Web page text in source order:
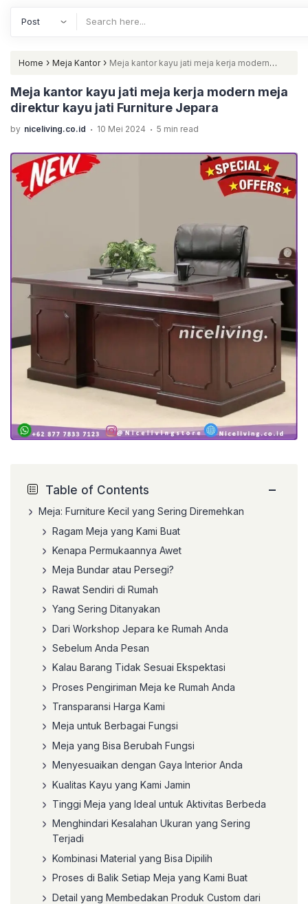
Home › Meja Kantor› Meja kantor kayu jati meja kerja modern
meja direktur kayu jati Furniture Jepara
Meja kantor kayu jati meja kerja modern meja
direktur kayu jati Furniture Jepara
by niceliving.co.id . 10 Mei 2024 . 5 min read
Table of Contents −
Meja: Furniture Kecil yang Sering Diremehkan
Ragam Meja yang Kami Buat
Kenapa Permukaannya Awet
Meja Bundar atau Persegi?
Rawat Sendiri di Rumah
Yang Sering Ditanyakan
Dari Workshop Jepara ke Rumah Anda
Sebelum Anda Pesan
Kalau Barang Tidak Sesuai Ekspektasi
Proses Pengiriman Meja ke Rumah Anda
Transparansi Harga Kami
Meja untuk Berbagai Fungsi
Meja yang Bisa Berubah Fungsi
Menyesuaikan dengan Gaya Interior Anda
Kualitas Kayu yang Kami Jamin
Tinggi Meja yang Ideal untuk Aktivitas Berbeda
Menghindari Kesalahan Ukuran yang Sering
Terjadi
Kombinasi Material yang Bisa Dipilih
Proses di Balik Setiap Meja yang Kami Buat
Detail yang Membedakan Produk Custom dari